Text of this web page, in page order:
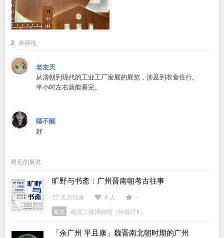
2 条评论
老友天
从清朝到现代的工业工厂发展的展览，涉及到衣食住行。
半小时左右就能看完。
睡不醒
好
附近的展览
旷野与书斋：广州晋南朝考古往事
77 天后结束 4 人
-
展览
南汉二陵博物馆（特展厅Ⅱ）
「余广州 平且康」魏晋南北朝时期的广州